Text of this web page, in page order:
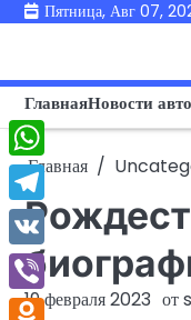
ПерейтиПятница, Авг 07,
ГлавнаяНовости авто
Главная
19 февраля 2023 от
WhatsApp
Telegram
VK
Viber